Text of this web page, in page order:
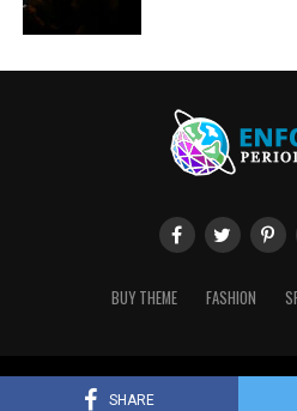
SHARE
BUY THEME FASHION
Copyright © 2020 Enfoque